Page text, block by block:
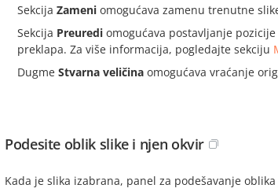
Sekcija Zameni omogućava zamenu trenutne
Sekcija Preuredi omogućava postavljanje
preklapa. Za više informacija, pogledajte sekciju
Dugme Stvarna veličina omogućava vraćanje
Podesite oblik slike i njen okvir
Kada je slika izabrana, panel za podešavanje